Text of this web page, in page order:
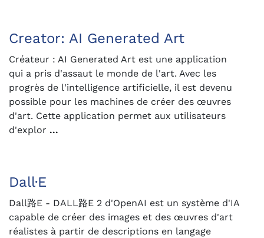
Creator: AI Generated Art
Créateur : AI Generated Art est une application
qui a pris d'assaut le monde de l'art. Avec les
progrès de l'intelligence artificielle, il est devenu
possible pour les machines de créer des œuvres
d'art. Cette application permet aux utilisateurs
d'explor ...
Dall·E
Dall路E - DALL路E 2 d'OpenAI est un système d'IA
capable de créer des images et des œuvres d'art
réalistes à partir de descriptions en langage